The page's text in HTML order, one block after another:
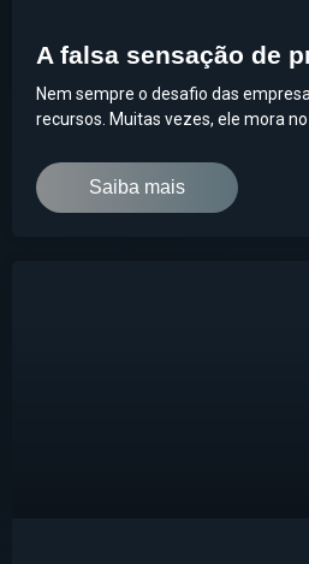
A falsa sensação de
Nem sempre o desafio das
recursos. Muitas vezes, ele mora no
Saiba mais